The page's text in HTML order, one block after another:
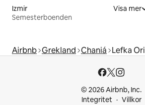
Izmir
Semesterboenden
Visa mer
Airbnb Grekland Chaniá Lefka Ori
© 2026 Airbnb, Inc.
Integritet
Villkor